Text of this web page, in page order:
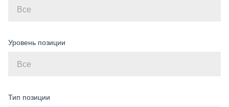
Уровень позиции
Тип позиции